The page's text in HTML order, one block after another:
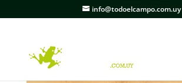
info@todoelcampo.com.uy